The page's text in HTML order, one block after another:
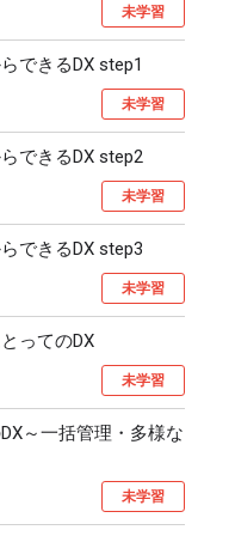
未学習
できるDX step1
未学習
できるDX step2
未学習
できるDX step3
未学習
ってのDX
未学習
～一括管理・多様な
未学習